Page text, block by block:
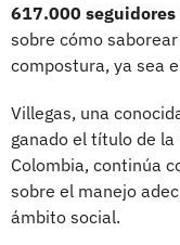
617.000
sobre cómo
compostura, ya sea
Villegas, una
ganado el título de
Colombia, continúa
sobre el manejo
ámbito social.